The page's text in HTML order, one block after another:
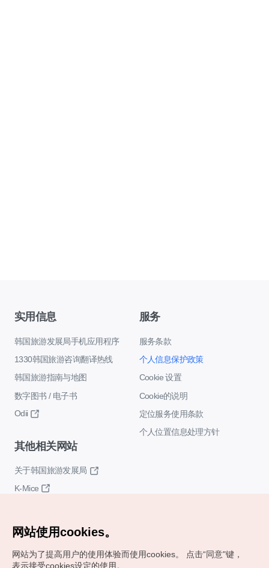
实用信息
韩国旅游发展局手机应用程序
1330韩国旅游咨询翻译热线
韩国旅游指南与地图
数字图书 / 电子书
Odii
服务
服务条款
个人信息保护政策
Cookie 设置
Cookie的说明
定位服务使用条款
个人位置信息处理方针
其他相关网站
关于韩国旅游发展局
K-Mice
网站使用cookies。
网站为了提高用户的使用体验而使用cookies。
点击“同意"键，
表示接受cookies设定的使用。